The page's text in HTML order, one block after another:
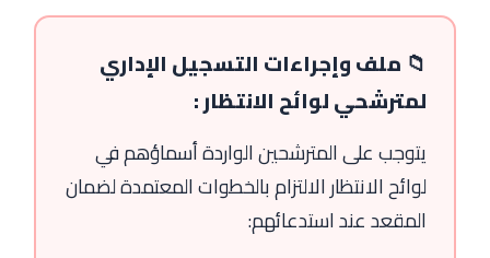
📁 ملف وإجراءات التسجيل الإداري
لمترشحي لوائح الانتظار :
يتوجب على المترشحين الواردة أسماؤهم في
لوائح الانتظار الالتزام بالخطوات المعتمدة لضمان
المقعد عند استدعائهم: